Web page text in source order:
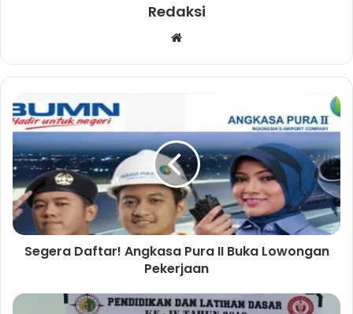
Redaksi
b
t
e
Segera Daftar! Angkasa Pura II Buka Lowongan
Pekerjaan